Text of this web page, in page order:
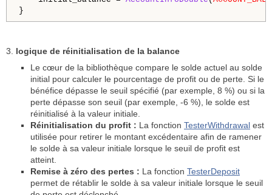
3. logique de réinitialisation de la balance
Le cœur de la bibliothèque compare le solde actuel au solde
initial pour calculer le pourcentage de profit ou de perte. Si le
bénéfice dépasse le seuil spécifié (par exemple, 8 %) ou si la
perte dépasse son seuil (par exemple, -6 %), le solde est
réinitialisé à la valeur initiale.
Réinitialisation du profit : La fonction TesterWithdrawal est
utilisée pour retirer le montant excédentaire afin de ramener
le solde à sa valeur initiale lorsque le seuil de profit est
atteint.
Remise à zéro des pertes : La fonction TesterDeposit
permet de rétablir le solde à sa valeur initiale lorsque le seuil